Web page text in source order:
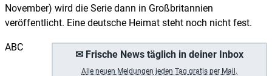
November) wird die Serie dann in Großbritannien
veröffentlicht. Eine deutsche Heimat steht noch nicht fest.
✉ Frische News täglich in deiner Inbox
Alle neuen Meldungen jeden Tag gratis per Mail.
ABC